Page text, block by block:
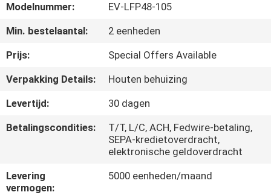
CONTACTEER
ONS
NIEUWS
SITEMAP
PRIVACYBELEID
Modelnummer:
EV-LFP48-105
Min. bestelaantal:
2 eenheden
Prijs:
Special Offers Available
Verpakking Details:
Houten behuizing
Levertijd:
30 dagen
Betalingscondities:
T/T, L/C, ACH, Fedwire-betaling,
SEPA-kredietoverdracht,
elektronische geldoverdracht
Levering
vermogen:
5000 eenheden/maand